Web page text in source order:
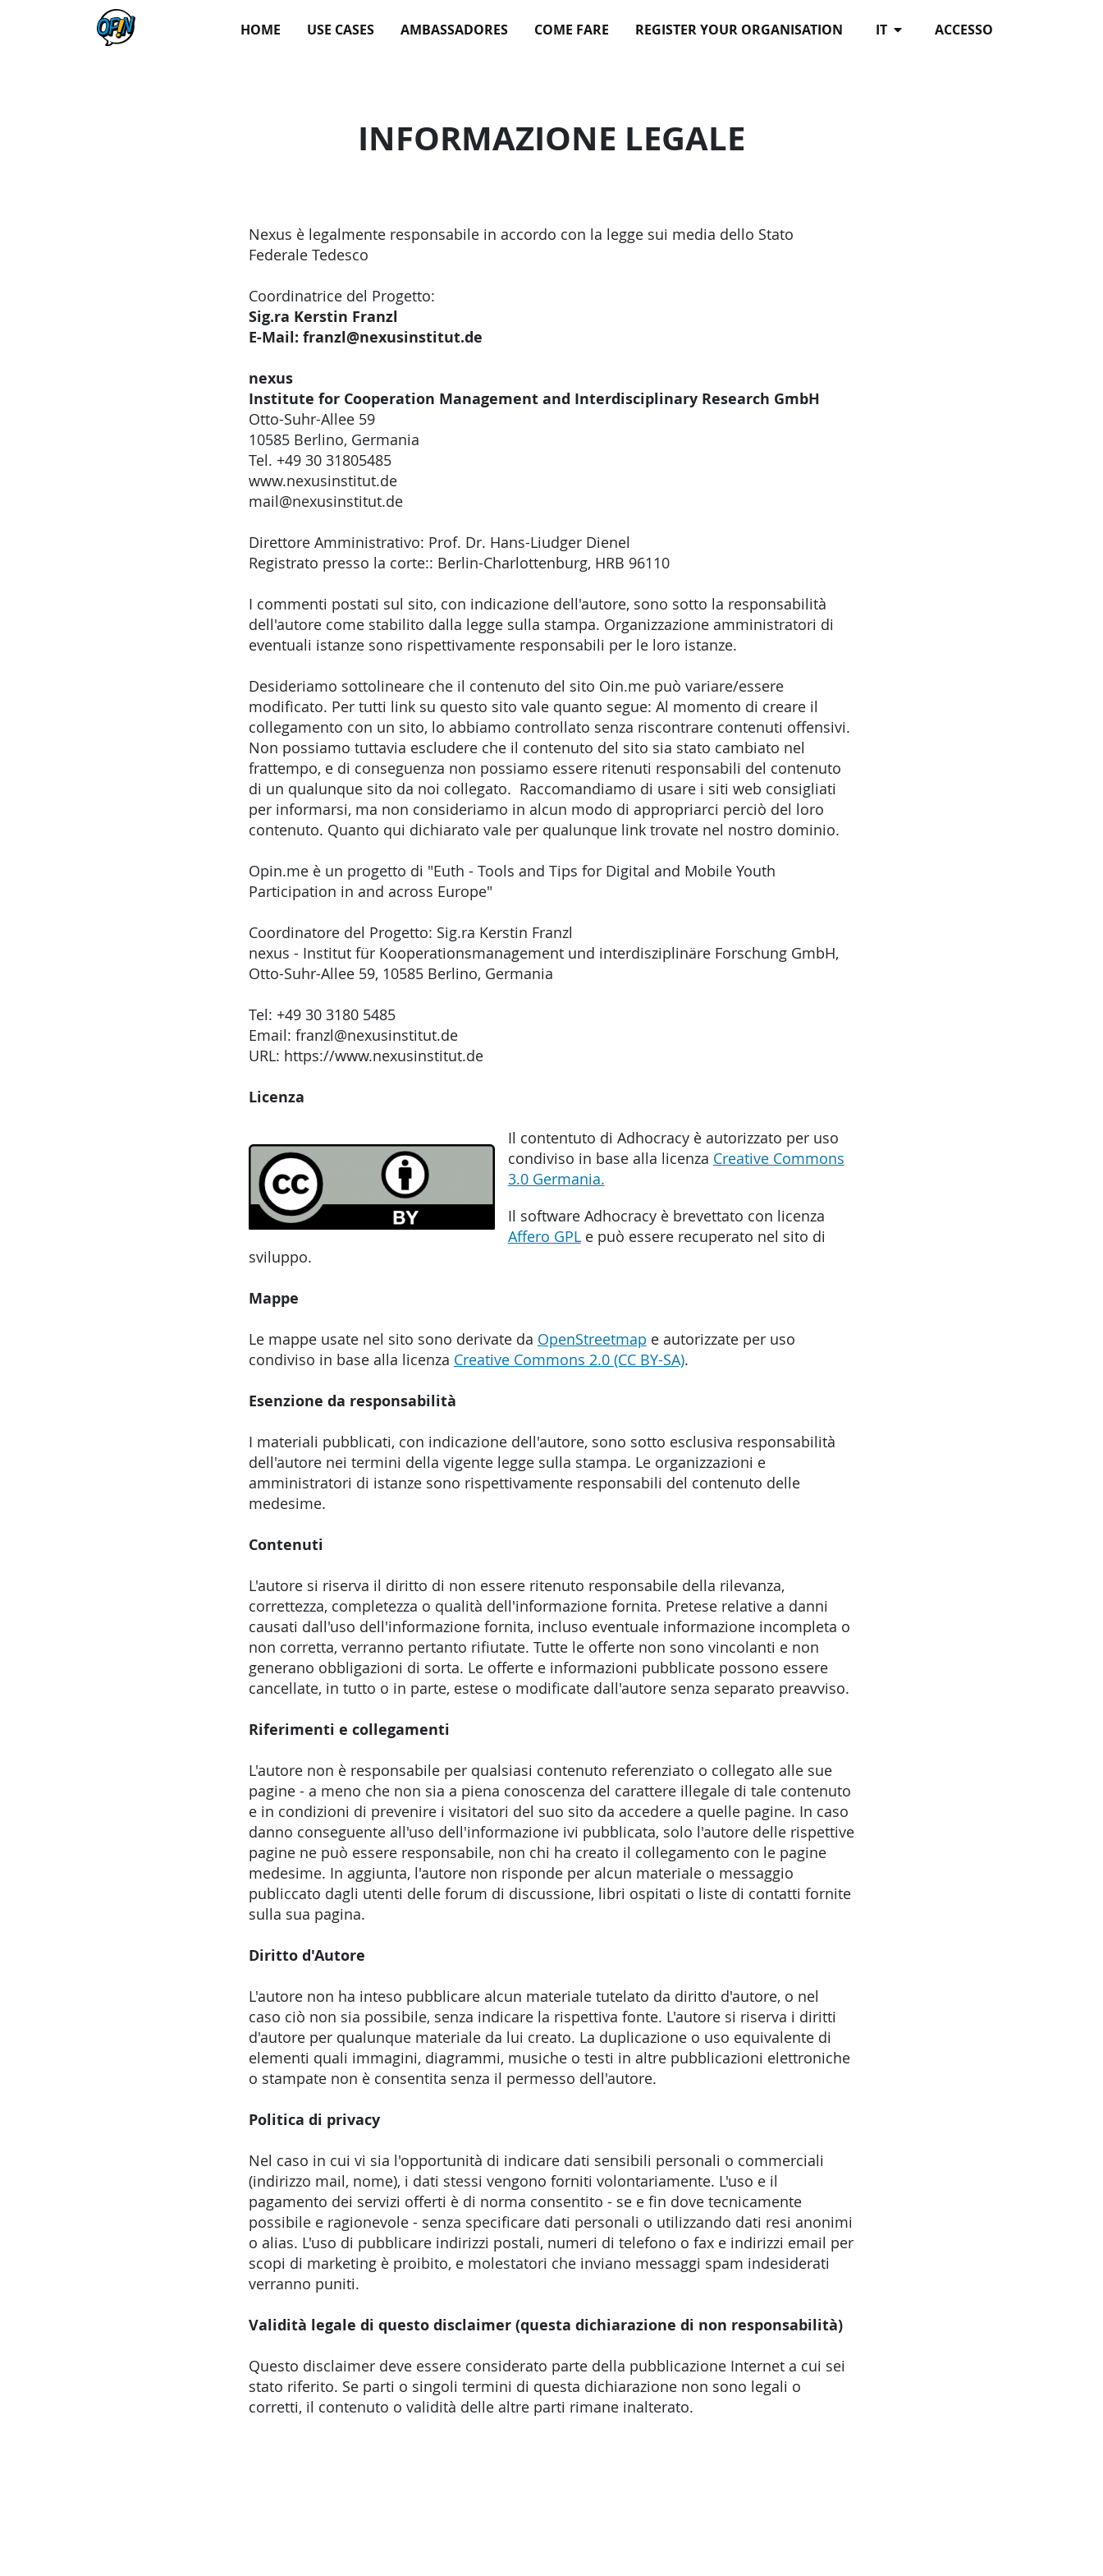
ACCESSO
IT
HOME USE CASES AMBASSADORES COME FARE REGISTER YOUR ORGANISATION
INFORMAZIONE LEGALE
Nexus è legalmente responsabile in accordo con la legge sui media dello Stato
Federale Tedesco
Coordinatrice del Progetto:
Sig.ra Kerstin Franzl
E-Mail: franzl@nexusinstitut.de
nexus
Institute for Cooperation Management and Interdisciplinary Research GmbH
Otto-Suhr-Allee 59
10585 Berlino, Germania
Tel. +49 30 31805485
www.nexusinstitut.de
mail@nexusinstitut.de
Direttore Amministrativo: Prof. Dr. Hans-Liudger Dienel
Registrato presso la corte:: Berlin-Charlottenburg, HRB 96110
I commenti postati sul sito, con indicazione dell'autore, sono sotto la responsabilità
dell'autore come stabilito dalla legge sulla stampa. Organizzazione amministratori di
eventuali istanze sono rispettivamente responsabili per le loro istanze.
Desideriamo sottolineare che il contenuto del sito Oin.me può variare/essere
modificato. Per tutti link su questo sito vale quanto segue: Al momento di creare il
collegamento con un sito, lo abbiamo controllato senza riscontrare contenuti offensivi.
Non possiamo tuttavia escludere che il contenuto del sito sia stato cambiato nel
frattempo, e di conseguenza non possiamo essere ritenuti responsabili del contenuto
di un qualunque sito da noi collegato. Raccomandiamo di usare i siti web consigliati
per informarsi, ma non consideriamo in alcun modo di appropriarci perciò del loro
contenuto. Quanto qui dichiarato vale per qualunque link trovate nel nostro dominio.
Opin.me è un progetto di "Euth - Tools and Tips for Digital and Mobile Youth
Participation in and across Europe"
Coordinatore del Progetto: Sig.ra Kerstin Franzl
nexus - Institut für Kooperationsmanagement und interdisziplinäre Forschung GmbH,
Otto-Suhr-Allee 59, 10585 Berlino, Germania
Tel: +49 30 3180 5485
Email: franzl@nexusinstitut.de
URL: https://www.nexusinstitut.de
Licenza
Il contentuto di Adhocracy è autorizzato per uso
condiviso in base alla licenza Creative Commons
3.0 Germania.
Il software Adhocracy è brevettato con licenza
Affero GPLe può essere recuperato nel sito di
sviluppo.
Mappe
Le mappe usate nel sito sono derivate da OpenStreetmap e autorizzate per uso
condiviso in base alla licenza Creative Commons 2.0 (CC BY-SA).
Esenzione da responsabilità
I materiali pubblicati, con indicazione dell'autore, sono sotto esclusiva responsabilità
dell'autore nei termini della vigente legge sulla stampa. Le organizzazioni e
amministratori di istanze sono rispettivamente responsabili del contenuto delle
medesime.
Contenuti
L'autore si riserva il diritto di non essere ritenuto responsabile della rilevanza,
correttezza, completezza o qualità dell'informazione fornita. Pretese relative a danni
causati dall'uso dell'informazione fornita, incluso eventuale informazione incompleta o
non corretta, verranno pertanto rifiutate. Tutte le offerte non sono vincolanti e non
generano obbligazioni di sorta. Le offerte e informazioni pubblicate possono essere
cancellate, in tutto o in parte, estese o modificate dall'autore senza separato preavviso.
Riferimenti e collegamenti
L'autore non è responsabile per qualsiasi contenuto referenziato o collegato alle sue
pagine - a meno che non sia a piena conoscenza del carattere illegale di tale contenuto
e in condizioni di prevenire i visitatori del suo sito da accedere a quelle pagine. In caso
danno conseguente all'uso dell'informazione ivi pubblicata, solo l'autore delle rispettive
pagine ne può essere responsabile, non chi ha creato il collegamento con le pagine
medesime. In aggiunta, l'autore non risponde per alcun materiale o messaggio
publiccato dagli utenti delle forum di discussione, libri ospitati o liste di contatti fornite
sulla sua pagina.
Diritto d'Autore
L'autore non ha inteso pubblicare alcun materiale tutelato da diritto d'autore, o nel
caso ciò non sia possibile, senza indicare la rispettiva fonte. L'autore si riserva i diritti
d'autore per qualunque materiale da lui creato. La duplicazione o uso equivalente di
elementi quali immagini, diagrammi, musiche o testi in altre pubblicazioni elettroniche
o stampate non è consentita senza il permesso dell'autore.
Politica di privacy
Nel caso in cui vi sia l'opportunità di indicare dati sensibili personali o commerciali
(indirizzo mail, nome), i dati stessi vengono forniti volontariamente. L'uso e il
pagamento dei servizi offerti è di norma consentito - se e fin dove tecnicamente
possibile e ragionevole - senza specificare dati personali o utilizzando dati resi anonimi
o alias. L'uso di pubblicare indirizzi postali, numeri di telefono o fax e indirizzi email per
scopi di marketing è proibito, e molestatori che inviano messaggi spam indesiderati
verranno puniti.
Validità legale di questo disclaimer (questa dichiarazione di non responsabilità)
Questo disclaimer deve essere considerato parte della pubblicazione Internet a cui sei
stato riferito. Se parti o singoli termini di questa dichiarazione non sono legali o
corretti, il contenuto o validità delle altre parti rimane inalterato.